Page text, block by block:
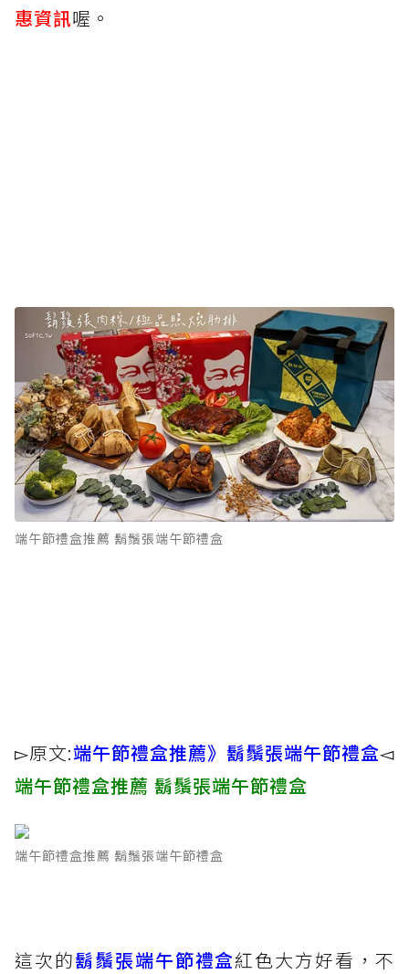
惠資訊喔。
端午節禮盒推薦 鬍鬚張端午節禮盒
▻原文:端午節禮盒推薦》鬍鬚張端午節禮盒◅
端午節禮盒推薦 鬍鬚張端午節禮盒
端午節禮盒推薦 鬍鬚張端午節禮盒
這次的鬍鬚張端午節禮盒紅色大方好看，不